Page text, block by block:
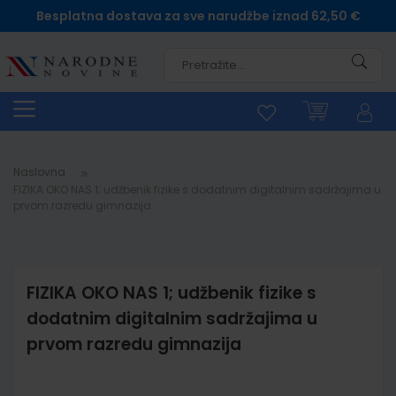
Besplatna dostava za sve narudžbe iznad 62,50 €
Naslovna
FIZIKA OKO NAS 1; udžbenik fizike s
dodatnim digitalnim sadržajima u
prvom razredu gimnazija